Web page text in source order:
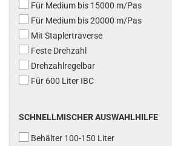
Für Medium bis 15000 m/Pas
Für Medium bis 20000 m/Pas
Mit Staplertraverse
Feste Drehzahl
Drehzahlregelbar
Für 600 Liter IBC
SCHNELLMISCHER AUSWAHLHILFE
Behälter 100-150 Liter